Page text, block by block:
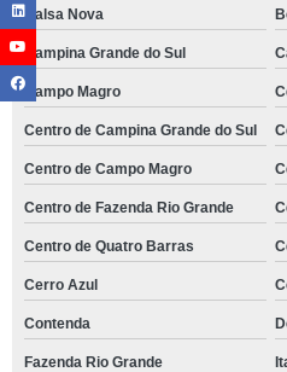
Balsa Nova
Campina Grande do Sul
Campo Magro
Centro de Campina Grande do Sul
Centro de Campo Magro
Centro de Fazenda Rio Grande
Centro de Quatro Barras
Cerro Azul
Contenda
Fazenda Rio Grande